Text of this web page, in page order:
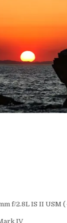
f/2.8L IS II USM
IV